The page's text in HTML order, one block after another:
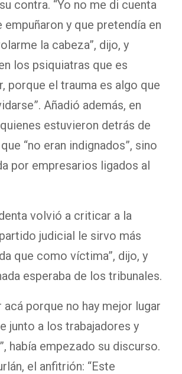
contra. “Yo no me di cuenta
empuñaron y que pretendía en
la cabeza”, dijo, y
los psiquiatras que es
porque el trauma es algo que
Añadió además, en
estuvieron detrás de
“no eran indignados”, sino
por empresarios ligados al
volvió a criticar a la
judicial le sirvo más
que como víctima”, dijo, y
esperaba de los tribunales.
acá porque no hay mejor lugar
junto a los trabajadores y
había empezado su discurso.
el anfitrión: “Este